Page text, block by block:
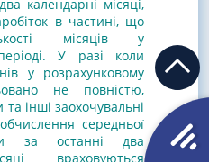
календарні місяці,
в частині, що
місяців у
У разі коли
у розрахунковому
не повністю,
інші заохочувальні
середньої
за останні два
враховуються